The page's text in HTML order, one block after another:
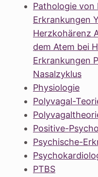
Pathologie von
Erkrankungen
Herzkohärenz
dem Atem bei
Erkrankungen
Nasalzyklus
Physiologie
Polyvagal-
Positive-
Psychische-
PTBS